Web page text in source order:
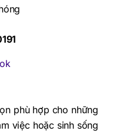
phù hợp cho những
việc hoặc sinh sống